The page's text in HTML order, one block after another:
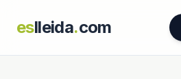
eslleida.com